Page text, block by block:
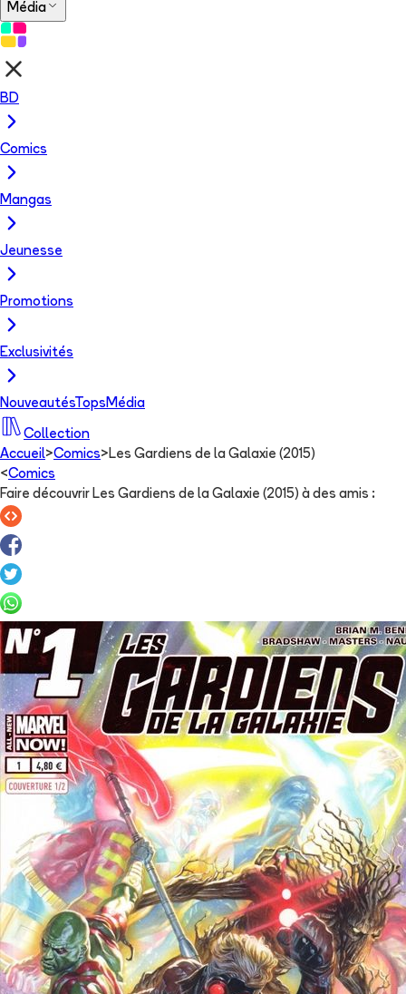
Média
BD
Comics
Mangas
Jeunesse
Promotions
Exclusivités
NouveautésTops Média
Collection
Accueil>Comics> Les Gardiens de la Galaxie (2015)
<Comics
Faire découvrir Les Gardiens de la Galaxie (2015) à des amis :